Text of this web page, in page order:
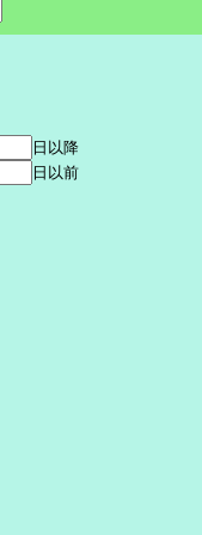
日以降
日以前